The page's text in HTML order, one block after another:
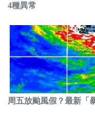
4種異常
周五放颱風假？最新